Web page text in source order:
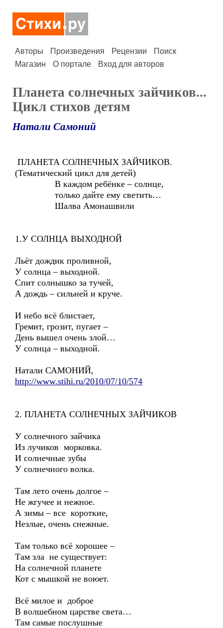
Авторы Произведения Рецензии
Поиск
Магазин
О портале Вход для авторов
Планета солнечных зайчиков...
Цикл стихов детям
Натали Самоний
ПЛАНЕТА СОЛНЕЧНЫХ ЗАЙЧИКОВ.
(Тематический цикл для детей)
В каждом ребёнке – солнце,
только дайте ему светить…
Шалва Амонашвили
1.У СОЛНЦА ВЫХОДНОЙ
Льёт дождик проливной,
У солнца – выходной.
Спит солнышко за тучей,
А дождь – сильней и круче.
И небо всё блистает,
Гремит, грозит, пугает –
День вышел очень злой…
У солнца – выходной.
Натали САМОНИЙ,
http://www.stihi.ru/2010/07/10/574
2. ПЛАНЕТА СОЛНЕЧНЫХ ЗАЙЧИКОВ
У солнечного зайчика
Из лучиков морковка.
И солнечные зубы
У солнечного волка.
Там лето очень долгое –
Не жгучее и нежное.
А зимы – все короткие,
Незлые, очень снежные.
Там только всё хорошее –
Там зла не существует:
На солнечной планете
Кот с мышкой не воюет.
Всё милое и доброе
В волшебном царстве света…
Там самые послушные